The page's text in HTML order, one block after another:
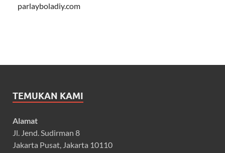
parlayboladiy.com
TEMUKAN KAMI
Alamat
Jl. Jend. Sudirman 8
Jakarta Pusat, Jakarta 10110